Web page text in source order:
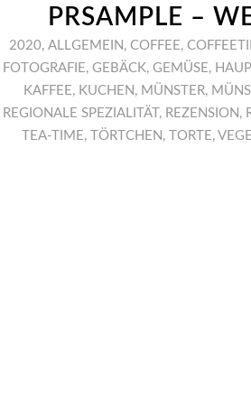
RSAMPLE –
2020, ALLGEMEIN , COFFEE,
FOTOGRAFIE, GEBÄCK, GEMÜSE,
KAFFEE, KUCHEN , MÜNSTER,
REGIONALE SPEZIALITÄT , REZENSION ,
TEA-TIME, TÖRTCHEN , TORTE,